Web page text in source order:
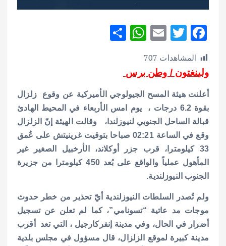
F
ac
e
b
o
o
k
T
w
it
te
r
E
ai
l
W
s
A
p
p
المشاهدات 707
ولينغتون / وطن برس
أعلنت هيئة المسح الجيولوجي الأميركية عن وقوع زلزال
بقوة 6.2 درجات ، يوم امس الأربعاء في المحيط الهادئ
قبالة الساحل الجنوبي لنيوزلندا، وقالت الهيئة إنّ الزلزال
وقع في الساعة 02:21 صباحا بتوقيت غرينيتش على عُمق
33 كيلومترا، قرب جزر أوكلاند، الأرخبيل الصغير غير
المأهول عملياً والواقع على بُعد 450 كيلومترا من جزيرة
الجنوب النيوزلندية.
ولم تُصدر السلطات النيوزلندية أيّ تحذير من خطر حدوث
موجات مد عاتية “تسونامي”، كما لم تعلن عن تسجيل
أضرار في الحال، وفي مدينة إنفركارجيل ، التي تعد أقرب
مدينة كبيرة لموقع الزلزال، قال مسؤول في مجلس بلدية